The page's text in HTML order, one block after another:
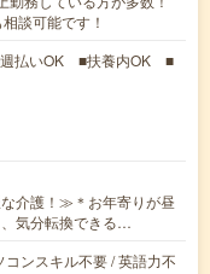
談可能です！
払いOK ■扶養内OK ■
介護！≫＊お年寄りが昼
気分転換できる…
ンスキル不要 / 英語力不